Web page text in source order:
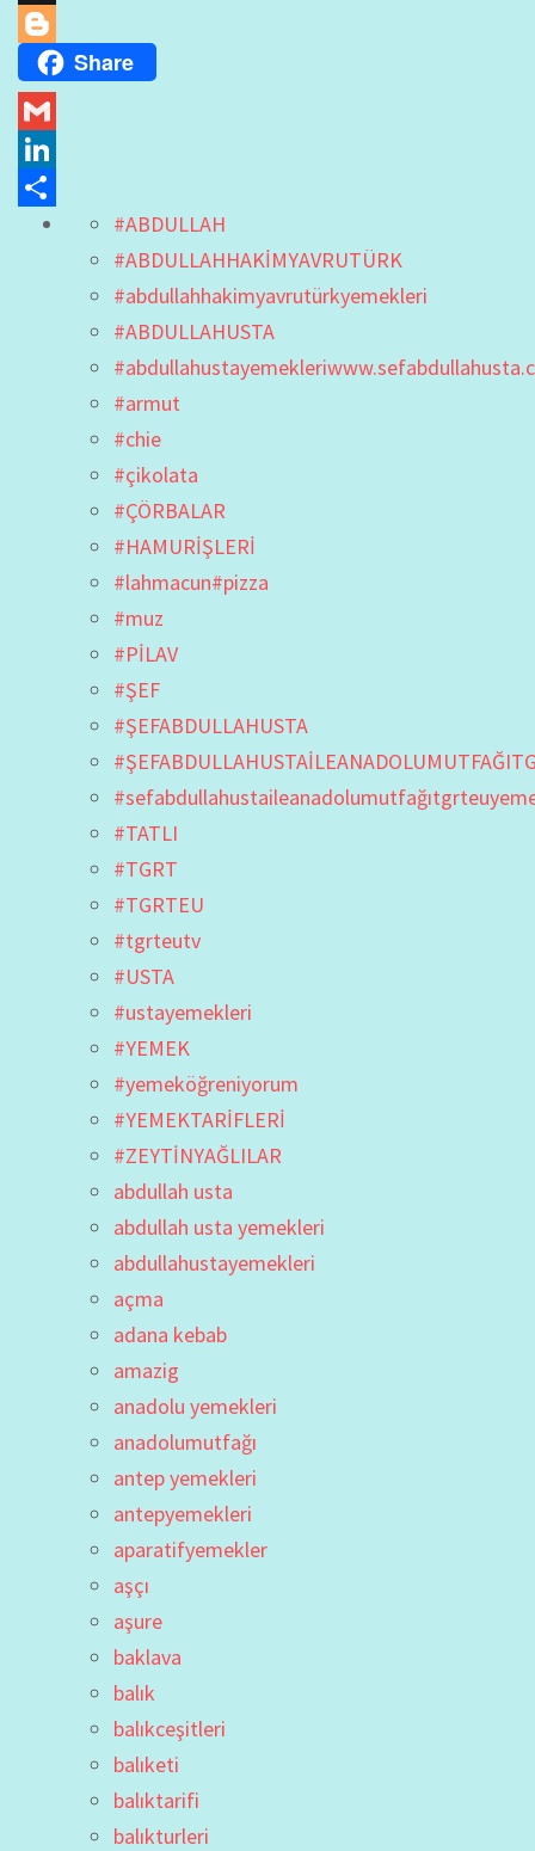
X
BloggerShare
Gmail
LinkedIn
Share
#ABDULLAH
#ABDULLAHHAKİMYAVRUTÜRK
#abdullahhakimyavrutürkyemekleri
#ABDULLAHUSTA
#armut
#chie
#çikolata
#ÇÖRBALAR
#HAMURİŞLERİ
#lahmacun#pizza
#muz
#PİLAV
#ŞEF
#ŞEFABDULLAHUSTA
#TATLI
#TGRT
#TGRTEU
#tgrteutv
#USTA
#ustayemekleri
#YEMEK
#yemeköğreniyorum
#YEMEKTARİFLERİ
#ZEYTİNYAĞLILAR
abdullah usta
abdullah usta yemekleri
abdullahustayemekleri
açma
adana kebab
amazig
anadolu yemekleri
anadolumutfağı
antep yemekleri
antepyemekleri
aparatifyemekler
aşçı
aşure
baklava
balık
balıkceşitleri
balıketi
balıktarifi
balıkturleri